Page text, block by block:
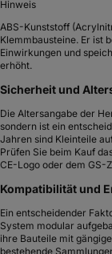
Hinweis
ABS-Kunststoff
Klemmbausteine. Er ist
Einwirkungen und
erhöht.
Sicherheit und
Die Altersangabe der
sondern ist ein
Jahren sind Kleinteile
Prüfen Sie beim Kauf
CE-Logo oder dem GS-
Kompatibilität und
Ein entscheidender
System modular
ihre Bauteile mit
bestehende